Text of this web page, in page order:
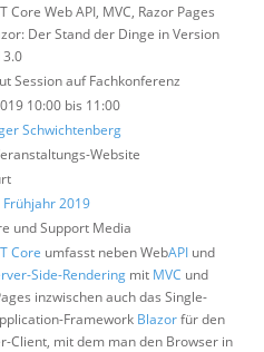
Core Web API, MVC, Razor Pages
Der Stand der Dinge in Version
3.0
Session auf Fachkonferenz
10:00 bis 11:00
Schwichtenberg
Website
Frühjahr 2019
und Support Media
Core umfasst neben WebAPI und
Side-Rendering mit MVC und
inzwischen auch das Single-
Framework Blazorfür den
Client, mit dem man den Browser in